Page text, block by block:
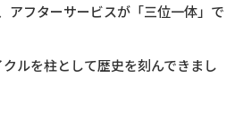
アフターサービスが「三位一体」で
ルを柱として歴史を刻んできまし